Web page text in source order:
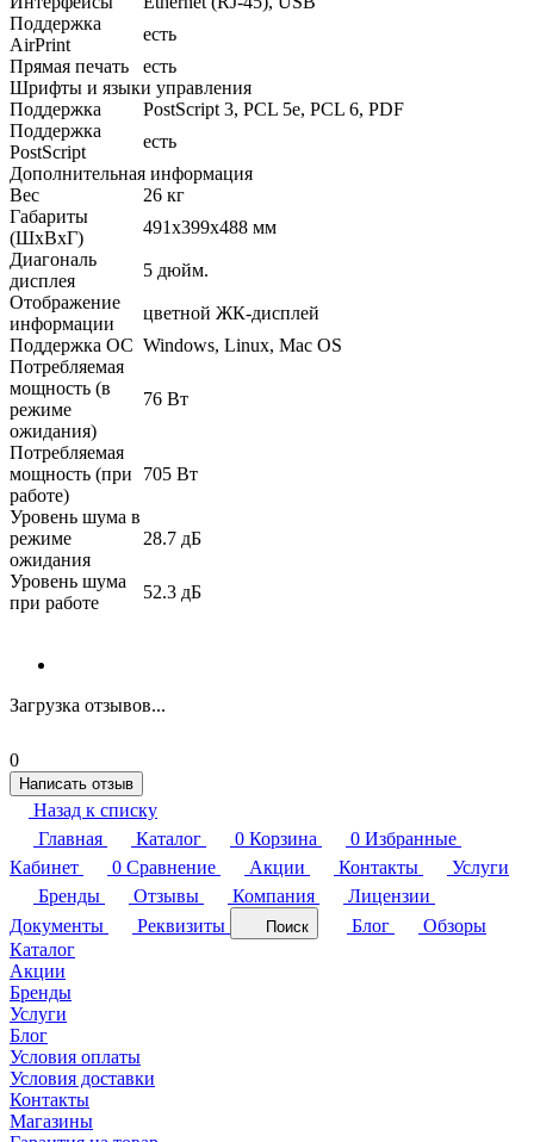
Поддержка
AirPrint
есть
Прямая печать
есть
Шрифты и языки управления
Поддержка
PostScript 3, PCL 5e, PCL 6, PDF
Поддержка
PostScript
есть
Дополнительная информация
Вес
26 кг
Габариты
(ШхВхГ)
491x399x488 мм
Диагональ
дисплея
5 дюйм.
Отображение
информации
цветной ЖК-дисплей
Поддержка ОС Windows, Linux, Mac OS
Потребляемая
мощность (в
режиме
ожидания)
76 Вт
Потребляемая
мощность (при
работе)
705 Вт
Уровень шума в
режиме
ожидания
28.7 дБ
Уровень шума
при работе
52.3 дБ
Загрузка отзывов...
0
Написать отзыв
Назад к списку
Главная
Каталог 0 Корзина 0 Избранные
Кабинет
0 Сравнение Акции Контакты
Услуги
Бренды
Отзывы Компания
Лицензии
Документы
Реквизиты Поиск Блог
Обзоры
Каталог
Акции
Бренды
Услуги
Блог
Условия оплаты
Условия доставки
Контакты
Магазины